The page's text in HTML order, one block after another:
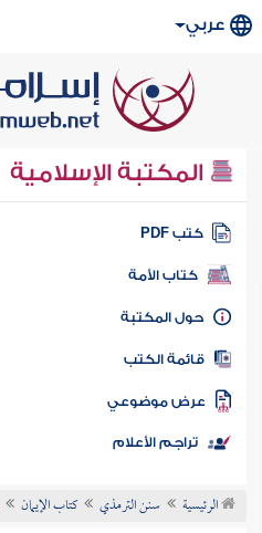
عربي
المكتبة الإسلامية
كتب PDF
كتاب الأمة
المكتبة
الكتب
موضوعي
تراجم الأعلام
الرئيسية سنن الترمذي كتاب الإيمان